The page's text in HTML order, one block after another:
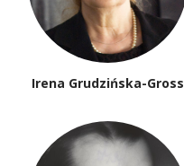
Irena Grudzińska-Gross